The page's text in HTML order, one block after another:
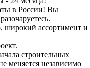
в России! Вы
широкий ассортимент и
строительных
меняется независимо